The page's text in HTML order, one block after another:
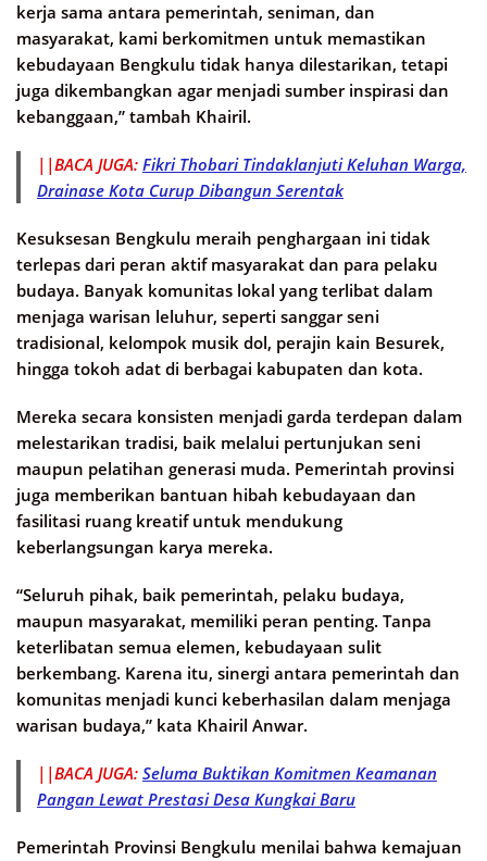
kerja sama antara pemerintah, seniman, dan
masyarakat, kami berkomitmen untuk memastikan
kebudayaan Bengkulu tidak hanya dilestarikan, tetapi
juga dikembangkan agar menjadi sumber inspirasi dan
kebanggaan,” tambah Khairil.
||BACA JUGA: Fikri Thobari Tindaklanjuti Keluhan Warga,
Drainase Kota Curup Dibangun Serentak
Kesuksesan Bengkulu meraih penghargaan ini tidak
terlepas dari peran aktif masyarakat dan para pelaku
budaya. Banyak komunitas lokal yang terlibat dalam
menjaga warisan leluhur, seperti sanggar seni
tradisional, kelompok musik dol, perajin kain Besurek,
hingga tokoh adat di berbagai kabupaten dan kota.
Mereka secara konsisten menjadi garda terdepan dalam
melestarikan tradisi, baik melalui pertunjukan seni
maupun pelatihan generasi muda. Pemerintah provinsi
juga memberikan bantuan hibah kebudayaan dan
fasilitasi ruang kreatif untuk mendukung
keberlangsungan karya mereka.
“Seluruh pihak, baik pemerintah, pelaku budaya,
maupun masyarakat, memiliki peran penting. Tanpa
keterlibatan semua elemen, kebudayaan sulit
berkembang. Karena itu, sinergi antara pemerintah dan
komunitas menjadi kunci keberhasilan dalam menjaga
warisan budaya,” kata Khairil Anwar.
||BACA JUGA: Seluma Buktikan Komitmen Keamanan
Pangan Lewat Prestasi Desa Kungkai Baru
Pemerintah Provinsi Bengkulu menilai bahwa kemajuan